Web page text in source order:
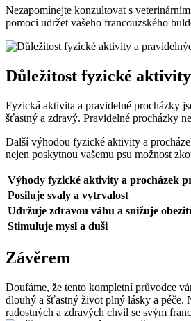
Nezapomínejte konzultovat s
pomoci udržet vašeho francouzského
Důležitost fyzické
Fyzická aktivita a pravidelné procházky
šťastný a zdravý. Pravidelné procházky
Další výhodou fyzické aktivity a
nejen poskytnou vašemu psu možnost
Výhody fyzické aktivity a procházek
Posiluje svaly a vytrvalost
Udržuje zdravou váhu a snižuje
Stimuluje mysl a duši
Závěrem
Doufáme, že tento kompletní průvodce
dlouhý a šťastný život plný lásky a péče.
radostných a zdravých chvil se svým